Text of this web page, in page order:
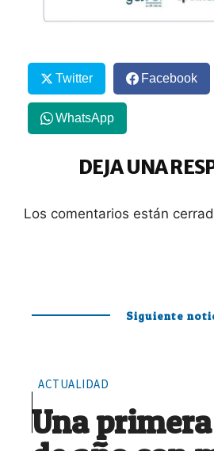
Twitter Facebook
WhatsApp
DEJA UNA
Los comentarios están
Siguiente
ACTUALIDAD
Una